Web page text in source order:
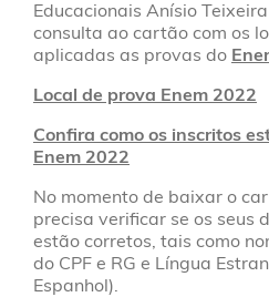
Educacionais Anísio
consulta ao cartão com os
aplicadas as provas do
Local de prova Enem 2022
Confira como os inscritos
Enem 2022
No momento de baixar o
precisa verificar se os seus
estão corretos, tais como
do CPF e RG e Língua
Espanhol).